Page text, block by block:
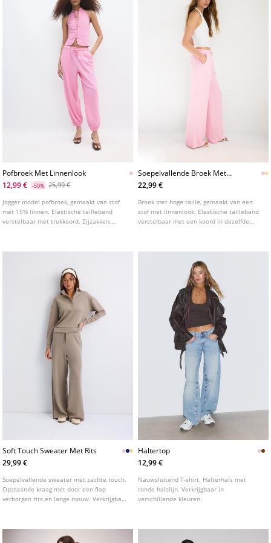
Pofbroek Met Linnenlook
12,99 €
-50% 25,99 €
Jogger model pofbroek, gemaakt van stof
met 15% linnen. Elastische tailleband
verstelbaar met trekkoord. Zijzakken.
Soepelvallende Broek Met
Linnenlook L01235236
22,99 €
Broek met hoge taille, gemaakt van een
stof met linnenlook. Elastische tailleband
verstelbaar met een koord in dezelfde
Soft Touch Sweater Met Rits
29,99 €
Soepelvallende sweater met zachte touch.
Opstaande kraag met door een flap
verborgen rits en lange mouw. Verkrijgbaar
Haltertop
12,99 €
Nauwsluitend T-shirt. Halterhals met
ronde halslijn. Verkrijgbaar in
verschillende kleuren.